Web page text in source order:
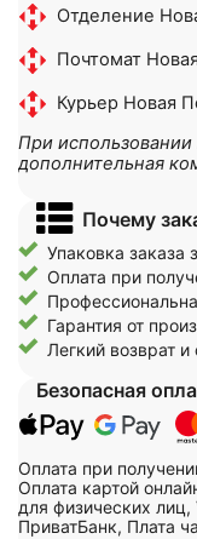
Отделение
Почтомат
Курьер Новая
При
дополнительная
Почему
Упаковка заказа
Оплата при
Гарантия от
Легкий возврат и
Безопасная
Оплата при
Оплата картой
для физических
ПриватБанк, Плата